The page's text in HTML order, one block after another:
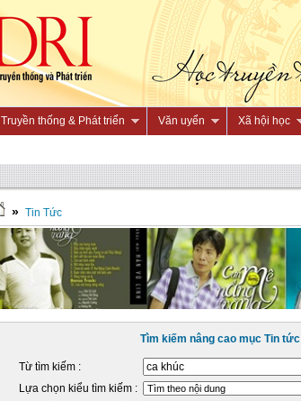
Truyền thống & Phát triển Văn uyển Xã hội học
» Tin Tức
Tìm kiếm nâng cao mục Tin tức
Từ tìm kiếm :
Lựa chọn kiểu tìm kiếm :